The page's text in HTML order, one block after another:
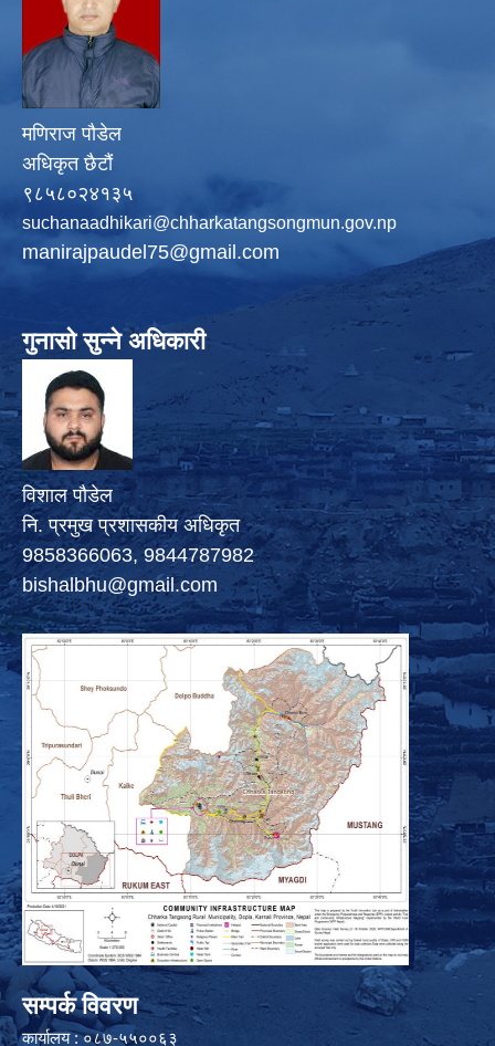
मणिराज पौडेल
अधिकृत छैटौं
९८५८०२४१३५
suchanaadhikari@chharkatangsongmun.gov.np
manirajpaudel75@gmail.com
गुनासो सुन्ने अधिकारी
विशाल पौडेल
नि. प्रमुख प्रशासकीय अधिकृत
9858366063, 9844787982
bishalbhu@gmail.com
सम्पर्क विवरण
कार्यालय : ०८७-५५००६३